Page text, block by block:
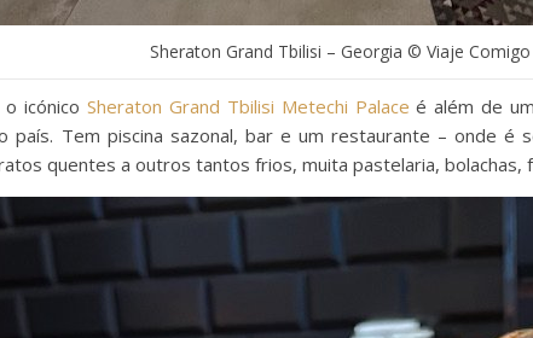
Sheraton Grand Tbilisi – Georgia © Viaje Comigo
o icónicoSheraton Grand Tbilisi Metechi Palace é além de
país. Tem piscina sazonal, bar e um restaurante – onde é
quentes a outros tantos frios, muita pastelaria, bolachas,